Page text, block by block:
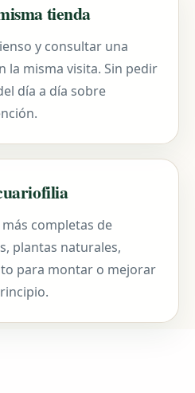
tienda
y consultar una
la misma visita. Sin pedir
día a día sobre
completas de
plantas naturales,
para montar o mejorar